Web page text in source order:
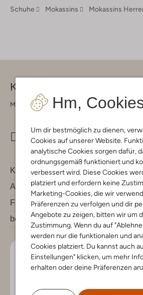
Hm,
Um dir bestmöglich zu dienen,
Cookies auf unserer Website.
analytische Cookies sorgen dafür,
ordnungsgemäß funktioniert und
verbessert wird. Diese Cookies
platziert und erfordern keine
Marketing-Cookies, die wir
Präferenzen zu verfolgen und dir
Angebote zu zeigen, bitten wir um
Zustimmung. Wenn du auf
werden nur die funktionalen und
Cookies platziert. Du kannst auch
Einstellungen" klicken, um mehr
erhalten oder deine Präferenzen
Schuhe Mokassins Mokassins
Kontakt
Montag - Freitag 09:00 - 17:00 uur
info@omoda.de
Kundenservice
Account
Fashion News
bei Omoda
Lass uns in Kontakt
exklusiven Angeboten, nur für dich.